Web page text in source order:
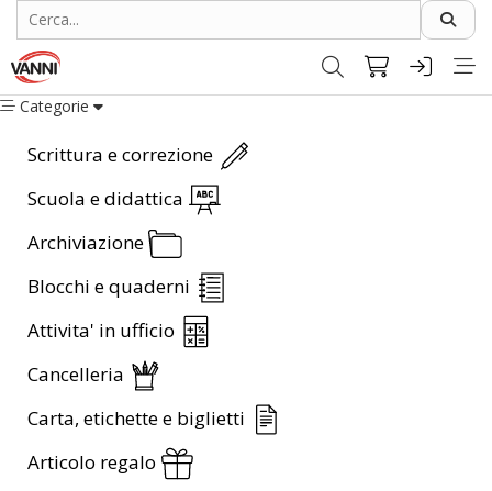
Categorie
Scrittura e correzione
Scuola e didattica
Archiviazione
Blocchi e quaderni
Attivita' in ufficio
Cancelleria
Carta, etichette e biglietti
Articolo regalo